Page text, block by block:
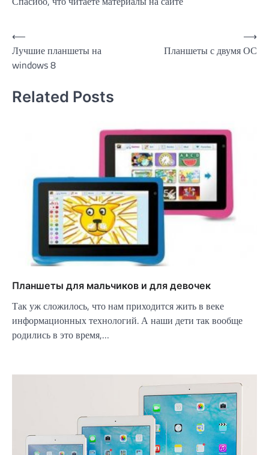
Навигация
по
записям
⟵
Лучшие планшеты на
windows 8
Планшеты с двумя ОС
⟶
Related Posts
Планшеты для мальчиков и для девочек
Так уж сложилось, что нам приходится жить в веке
информационных технологий. А наши дети так вообще
родились в это время,…